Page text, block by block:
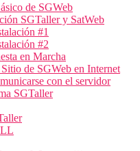
de SGWeb
SGTaller y SatWeb
#1
#2
en Marcha
de SGWeb en Internet
con el servidor
SGTaller